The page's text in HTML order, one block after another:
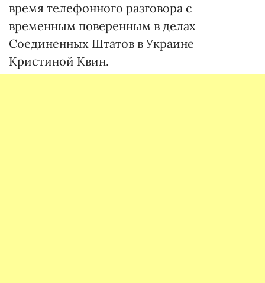
время телефонного разговора с
временным поверенным в делах
Соединенных Штатов в Украине
Кристиной Квин.